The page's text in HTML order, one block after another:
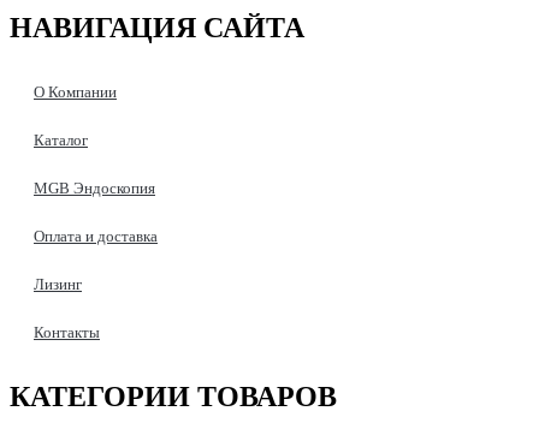
НАВИГАЦИЯ САЙТА
О Компании
Каталог
MGB Эндоскопия
Оплата и доставка
Лизинг
Контакты
КАТЕГОРИИ ТОВАРОВ